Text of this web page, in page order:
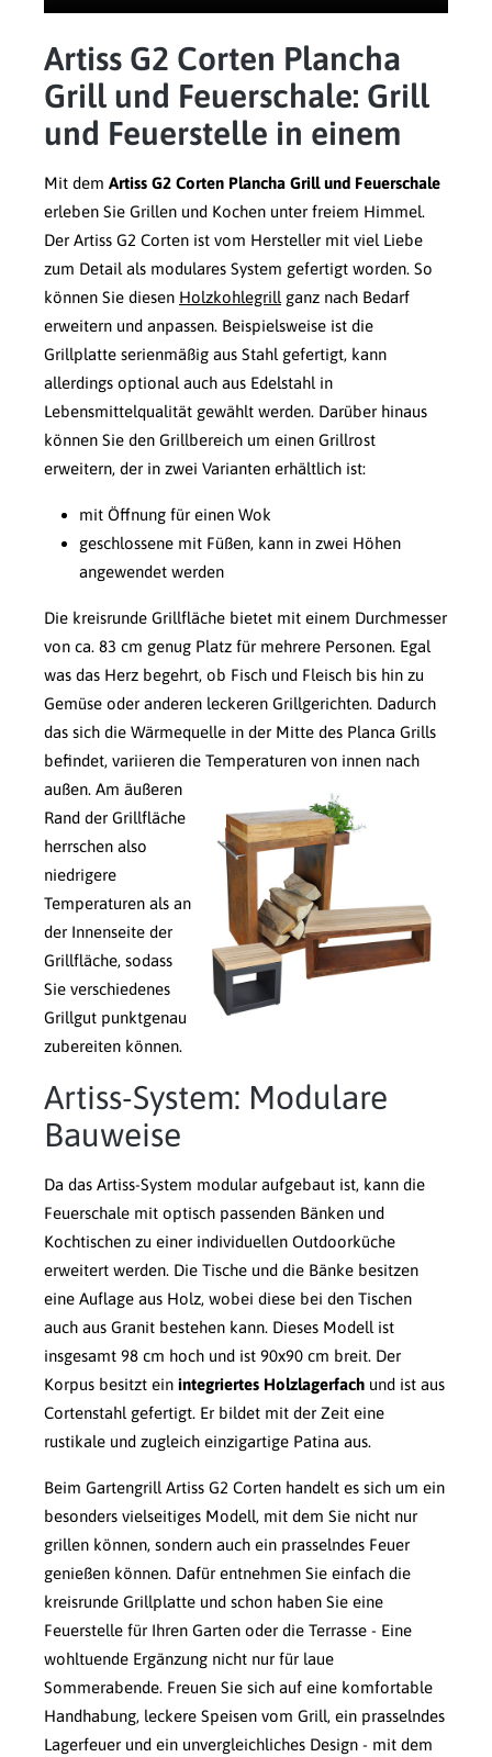
Artiss G2 Corten Plancha
Grill und Feuerschale: Grill
und Feuerstelle in einem
Mit dem Artiss G2 Corten Plancha Grill und Feuerschale
erleben Sie Grillen und Kochen unter freiem Himmel.
Der Artiss G2 Corten ist vom Hersteller mit viel Liebe
zum Detail als modulares System gefertigt worden. So
können Sie diesen Holzkohlegrill ganz nach Bedarf
erweitern und anpassen. Beispielsweise ist die
Grillplatte serienmäßig aus Stahl gefertigt, kann
allerdings optional auch aus Edelstahl in
Lebensmittelqualität gewählt werden. Darüber hinaus
können Sie den Grillbereich um einen Grillrost
erweitern, der in zwei Varianten erhältlich ist:
mit Öffnung für einen Wok
geschlossene mit Füßen, kann in zwei Höhen
angewendet werden
Die kreisrunde Grillfläche bietet mit einem Durchmesser
von ca. 83 cm genug Platz für mehrere Personen. Egal
was das Herz begehrt, ob Fisch und Fleisch bis hin zu
Gemüse oder anderen leckeren Grillgerichten. Dadurch
das sich die Wärmequelle in der Mitte des Planca Grills
befindet, variieren die Temperaturen von innen nach
außen. Am äußeren
Rand der Grillfläche
herrschen also
niedrigere
Temperaturen als an
der Innenseite der
Grillfläche, sodass
Sie verschiedenes
Grillgut punktgenau
zubereiten können.
Artiss-System: Modulare
Bauweise
Da das Artiss-System modular aufgebaut ist, kann die
Feuerschale mit optisch passenden Bänken und
Kochtischen zu einer individuellen Outdoorküche
erweitert werden. Die Tische und die Bänke besitzen
eine Auflage aus Holz, wobei diese bei den Tischen
auch aus Granit bestehen kann. Dieses Modell ist
insgesamt 98 cm hoch und ist 90x90 cm breit. Der
Korpus besitzt ein integriertes Holzlagerfach und ist aus
Cortenstahl gefertigt. Er bildet mit der Zeit eine
rustikale und zugleich einzigartige Patina aus.
Beim Gartengrill Artiss G2 Corten handelt es sich um ein
besonders vielseitiges Modell, mit dem Sie nicht nur
grillen können, sondern auch ein prasselndes Feuer
genießen können. Dafür entnehmen Sie einfach die
kreisrunde Grillplatte und schon haben Sie eine
Feuerstelle für Ihren Garten oder die Terrasse - Eine
wohltuende Ergänzung nicht nur für laue
Sommerabende. Freuen Sie sich auf eine komfortable
Handhabung, leckere Speisen vom Grill, ein prasselndes
Lagerfeuer und ein unvergleichliches Design - mit dem